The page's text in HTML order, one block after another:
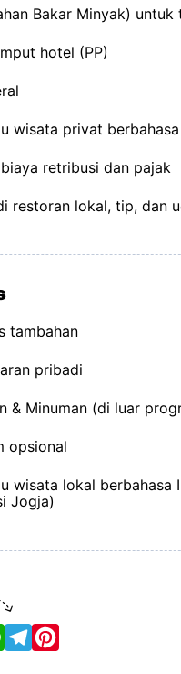
Bakar Minyak) untuk
hotel (PP)
wisata privat
retribusi dan pajak
restoran lokal, tip, dan
tambahan
pribadi
& Minuman (di luar
opsional
wisata lokal berbahasa
Jogja)
W
T